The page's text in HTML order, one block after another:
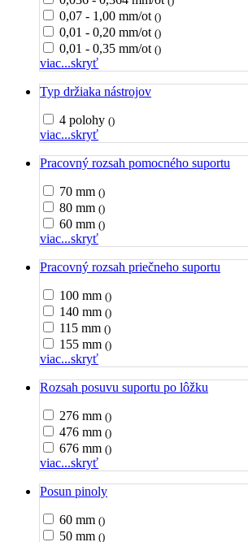
0,07 - 1,00 mm/ot ()
0,01 - 0,20 mm/ot ()
0,01 - 0,35 mm/ot ()
viac...skryť
Typ držiaka nástrojov
4 polohy ()
viac...skryť
Pracovný rozsah pomocného suportu
70 mm ()
80 mm ()
60 mm ()
viac...skryť
Pracovný rozsah priečneho suportu
100 mm ()
140 mm ()
115 mm ()
155 mm ()
viac...skryť
Rozsah posuvu suportu po lôžku
276 mm ()
476 mm ()
676 mm ()
viac...skryť
Posun pinoly
60 mm ()
50 mm ()